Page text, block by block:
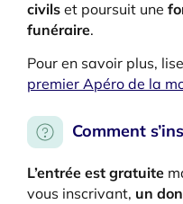
civils et poursuit une
funéraire.
Pour en savoir plus,
premier Apéro de la
Comment
L’entrée est gratuite
vous inscrivant, un